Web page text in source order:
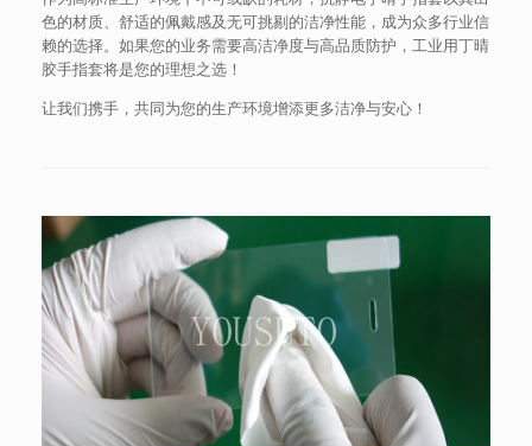
色的材质、舒适的佩戴感及无可挑剔的洁净性能，成为众多行业信
赖的选择。如果您的业务需要高洁净度与高品质防护，工业用丁晴
胶手指套将是您的理想之选！
让我们携手，共同为您的生产环境增添更多洁净与安心！